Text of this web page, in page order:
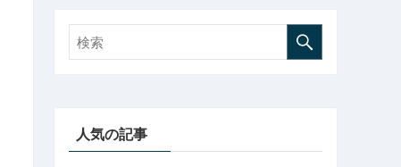
人気の記事